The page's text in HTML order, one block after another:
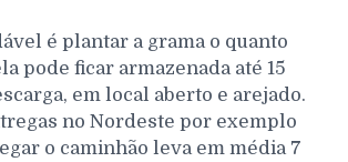
é plantar a grama o quanto
pode ficar armazenada até 15
em local aberto e arejado.
no Nordeste por exemplo
o caminhão leva em média 7